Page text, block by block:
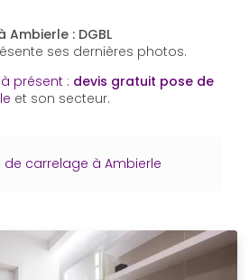
: DGBL
ses dernières photos.
présent : devis gratuit pose de
et son secteur.
de carrelage à Ambierle